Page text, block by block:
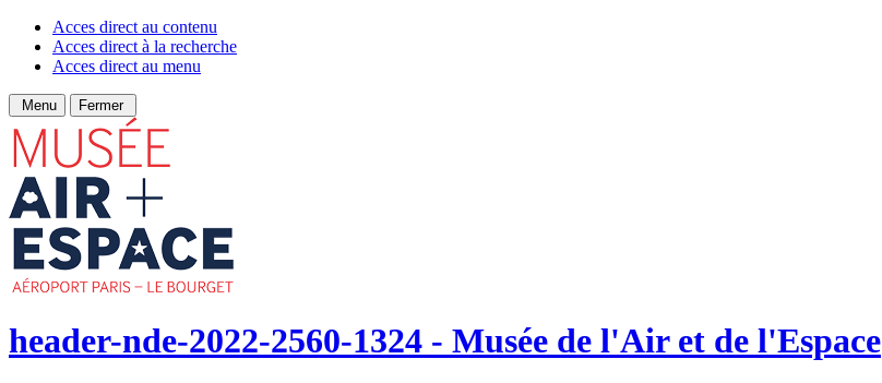
Acces direct au contenu
Acces direct à la recherche
Acces direct au menu
Menu Fermer
header-nde-2022-2560-1324 - Musée de l'Air et de l'Espace